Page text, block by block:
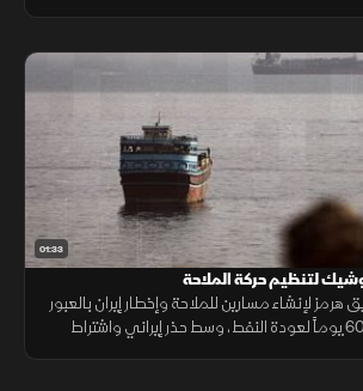
01:33
لتنظيم حركة الملاحة
لإنشاء مسارين للملاحة وإخطار إيران بالعبور
ضمن ترتيبات مؤقتة لـ60 يوماً لعودة النفط، وسط حذر إيراني واشتراط